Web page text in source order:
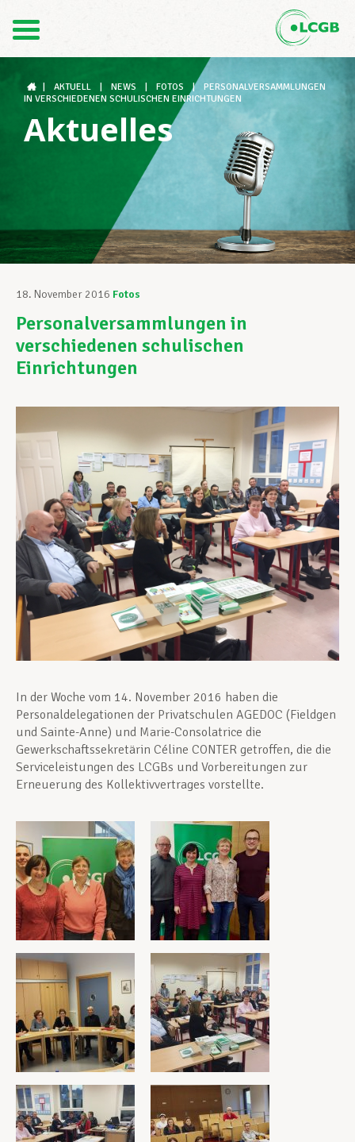
FR
Der LCGB
Gewerkschaftsstrukturen
Unterstützung im Arbeitsalltag
Ihre Rechte
Berufliche Weiterentwicklung
Mitglied werden
Aktuell
AKTUELL NEWS FOTOS |
PERSONALVERSAMMLUNGEN
IN VERSCHIEDENEN SCHULISCHEN EINRICHTUNGEN
Aktuelles
18. November 2016 Fotos
Personalversammlungen in
verschiedenen schulischen
Einrichtungen
In der Woche vom 14. November 2016 haben die
Personaldelegationen der Privatschulen AGEDOC (Fieldgen
und Sainte-Anne) und Marie-Consolatrice die
Gewerkschaftssekretärin Céline CONTER getroffen, die die
Serviceleistungen des LCGBs und Vorbereitungen zur
Erneuerung des Kollektivvertrages vorstellte.